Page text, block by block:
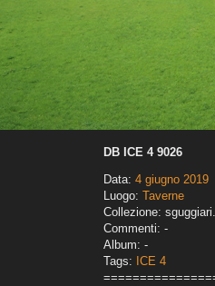
DB ICE 4 9026
Data: 4 giugno 2019
Luogo: Taverne
Collezione:
Commenti: -
Album: -
Tags: ICE 4